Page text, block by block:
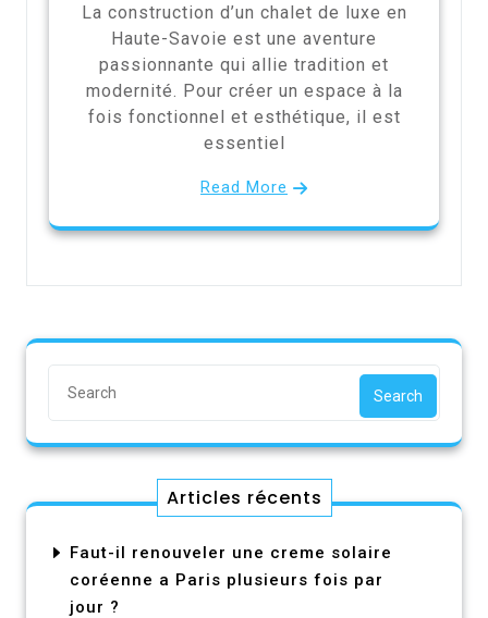
La construction d’un chalet de luxe en
Haute-Savoie est une aventure
passionnante qui allie tradition et
modernité. Pour créer un espace à la
fois fonctionnel et esthétique, il est
essentiel
Read More
Search
Articles récents
Faut-il renouveler une creme solaire
coréenne a Paris plusieurs fois par
jour ?